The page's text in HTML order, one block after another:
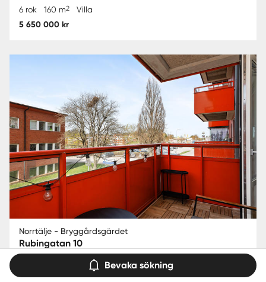
6 rok 160 m2 Villa
5 650 000 kr
Norrtälje - Bryggårdsgärdet
Rubingatan 10
Bostadsrätt
Bevaka sökning